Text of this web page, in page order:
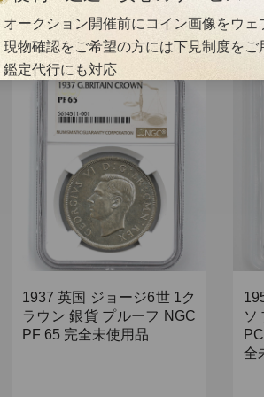
1937 英国 ジョージ6世 1ク
ラウン 銀貨 プルーフ NGC
PF 65 完全未使用品
全
オークション開催前にコイン画像をウェ
現物確認をご希望の方には下見制度をご
鑑定代行にも対応
※出品はスラブ入りコインのみですが
ご利用いただき、鑑定後、そのままオー
落札代行サービスあり
入金確認後、即日～翌日発送
マイページで配送状況の確認が可能